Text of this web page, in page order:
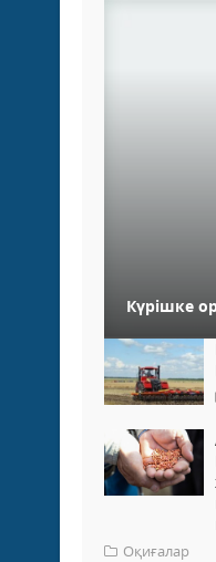
Күрішке
Оқиғалар